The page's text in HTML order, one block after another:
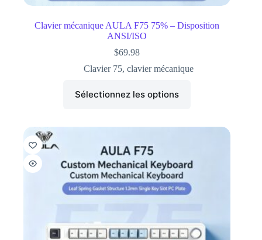
Clavier mécanique AULA F75 75% – Disposition
ANSI/ISO
$69.98
Clavier 75,clavier mécanique
Sélectionnez les options